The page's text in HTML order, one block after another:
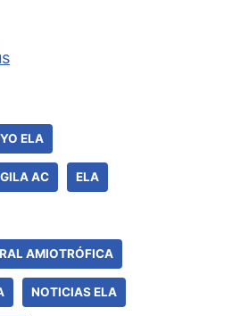
ELA
AC ELA
AMIOTRÓFICA
NOTICIAS ELA